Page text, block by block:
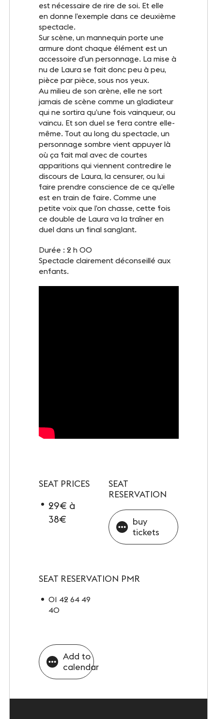
FOLLOW-US
Facebook LinkedIn
est nécessaire de rire de soi. Et elle
en donne l’exemple dans ce deuxième
spectacle.
Sur scène, un mannequin porte une
armure dont chaque élément est un
accessoire d’un personnage. La mise à
nu de Laura se fait donc peu à peu,
pièce par pièce, sous nos yeux.
Au milieu de son arène, elle ne sort
jamais de scène comme un gladiateur
qui ne sortira qu’une fois vainqueur, ou
vaincu. Et son duel se fera contre elle-
même. Tout au long du spectacle, un
personnage sombre vient appuyer là
où ça fait mal avec de courtes
apparitions qui viennent contredire le
discours de Laura, la censurer, ou lui
faire prendre conscience de ce qu’elle
est en train de faire. Comme une
petite voix que l’on chasse, cette fois
ce double de Laura va la traîner en
duel dans un final sanglant.
Durée : 2 h 00
Spectacle clairement déconseillé aux
enfants.
SEAT PRICES
29€ à
38€
SEAT
RESERVATION
buy
tickets
SEAT RESERVATION PMR
01 42 64 49
40
Add to
calendar